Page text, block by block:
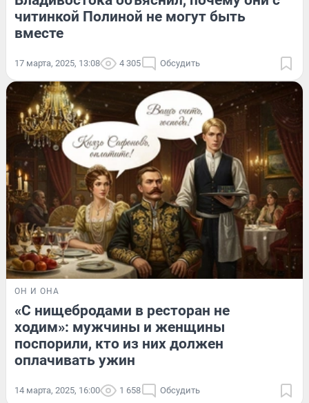
читинкой Полиной не могут быть
вместе
17 марта, 2025, 13:08 4 305 Обсудить
ОН И ОНА
«С нищебродами в ресторан не
ходим»: мужчины и женщины
поспорили, кто из них должен
оплачивать ужин
14 марта, 2025, 16:00 1 658 Обсудить